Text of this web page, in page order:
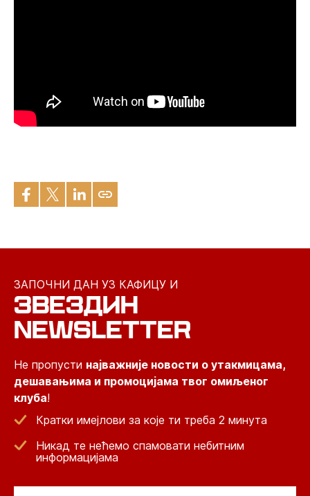
ЗАПОЧНИ ДАН УЗ КАФИЦУ И
ЗВЕЗДИН
NEWSLETTER
Не пропусти најважније новости о утакмицама,
дешавањима и промоцијама твог омиљеног
клуба!
Кратки имејлови за које ти треба 2 минута
Никад те нећемо спамовати небитним
информацијама